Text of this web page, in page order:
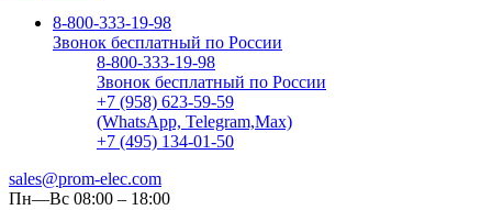
8-800-333-19-98
Звонок бесплатный по России
8-800-333-19-98
Звонок бесплатный по России
+7 (958) 623-59-59
(WhatsApp, Telegram,Max)
+7 (495) 134-01-50
sales@prom-elec.com
Пн—Вс 08:00 – 18:00